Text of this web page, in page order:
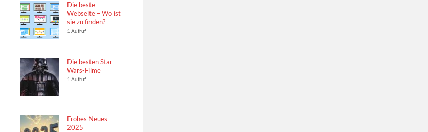
Die beste
Webseite – Wo ist
sie zu finden?
1 Aufruf
Die besten Star
Wars-Filme
1 Aufruf
Frohes Neues
2025